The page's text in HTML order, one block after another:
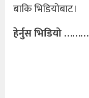
बाकि भिडियोबाट।
हेर्नुस भिडियो ………